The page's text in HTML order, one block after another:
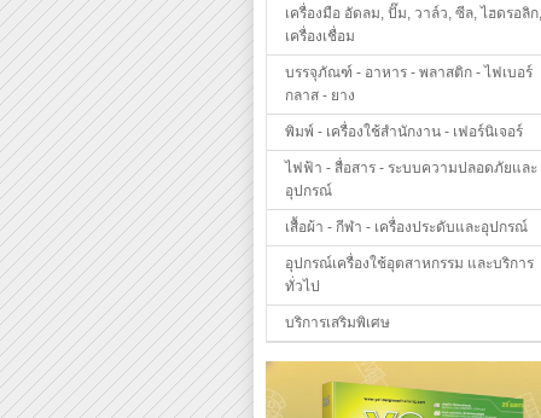
เครื่องมือ อัดลม, ปั๊ม, วาล์ว, ซีล, ไฮดรอลิก,
เครื่องเชื่อม
บรรจุภัณฑ์ - อาหาร - พลาสติก - ไฟเบอร์
กลาส - ยาง
พิมพ์ - เครื่องใช้สำนักงาน - เฟอร์นิเจอร์
ไฟฟ้า - สื่อสาร - ระบบความปลอดภัยและ
อุปกรณ์
เสื้อผ้า - กีฬา - เครื่องประดับและอุปกรณ์
อุปกรณ์เครื่องใช้อุตสาหกรรม และบริการ
ทั่วไป
บริการเสริมพิเศษ